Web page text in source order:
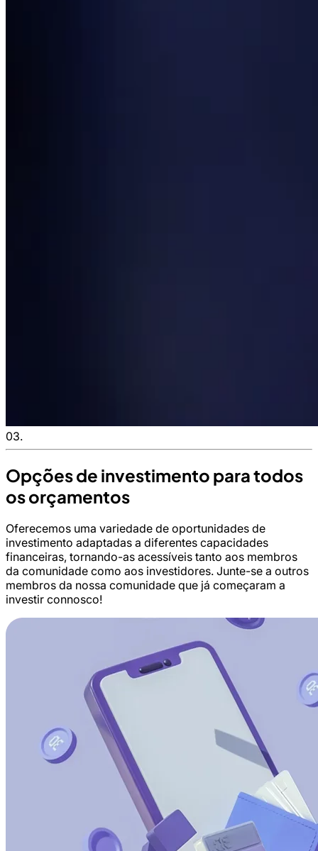
03.
Opções de investimento para todos
os orçamentos
Oferecemos uma variedade de oportunidades de
investimento adaptadas a diferentes capacidades
financeiras, tornando-as acessíveis tanto aos membros
da comunidade como aos investidores. Junte-se a outros
membros da nossa comunidade que já começaram a
investir connosco!